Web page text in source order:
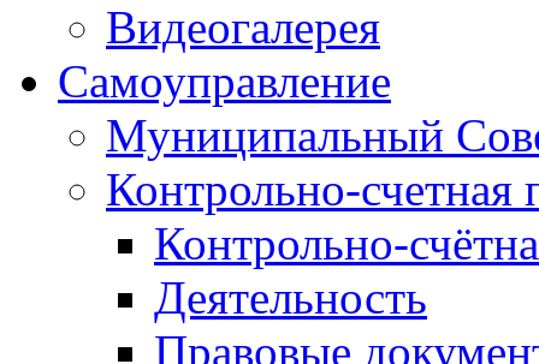
Видеогалерея
Самоуправление
Муниципальный
Контрольно-счетная
Контрольно-
Деятельность
Правовые